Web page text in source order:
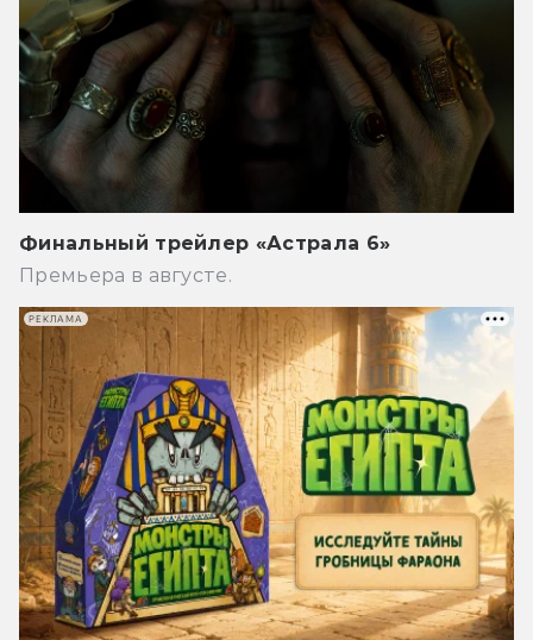
Финальный трейлер «Астрала 6»
Премьера в августе.
РЕКЛАМА